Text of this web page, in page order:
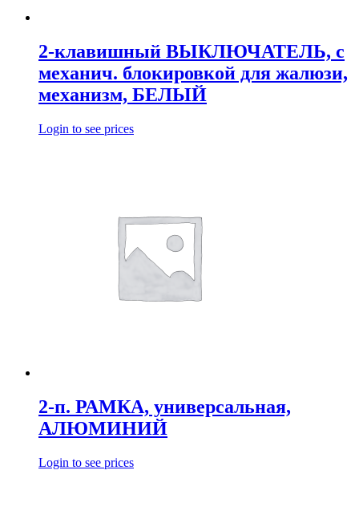
2-клавишный ВЫКЛЮЧАТЕЛЬ, с
механич. блокировкой для жалюзи,
механизм, БЕЛЫЙ
Login to see prices
2-п. РАМКА, универсальная,
АЛЮМИНИЙ
Login to see prices